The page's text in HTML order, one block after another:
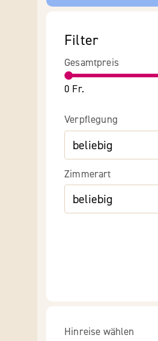
Filter
Gesamtpreis
0 Fr.
Verpflegung
Zimmerart
Hinreise wählen